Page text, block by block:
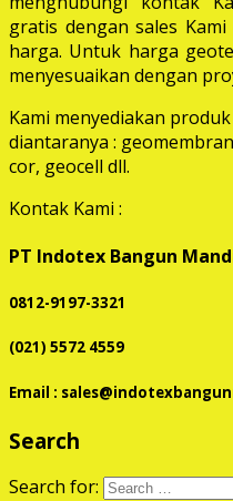
gratis dengan sales
harga. Untuk harga
menyesuaikan dengan
Kami menyediakan
diantaranya :
cor, geocell dll.
Kontak Kami :
PT Indotex Bangun
0812-9197-3321
(021) 5572 4559
Email :
Search
Search for: